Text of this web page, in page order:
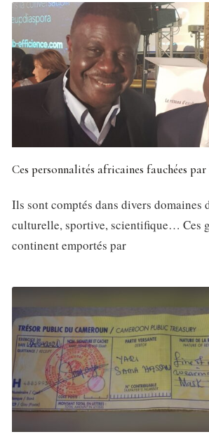
Ces personnalités africaines fauchées
Ils sont comptés dans divers
culturelle, sportive, scientifique… Ces
continent emportés par